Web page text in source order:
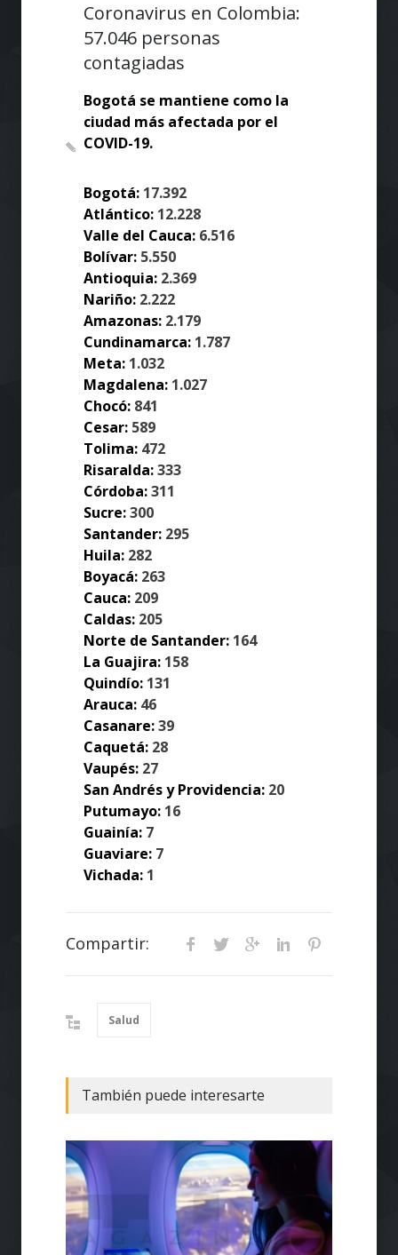
Coronavirus en Colombia:
57.046 personas
contagiadas
Bogotá se mantiene como la
ciudad más afectada por el
COVID-19.
Bogotá: 17.392
Atlántico: 12.228
Valle del Cauca: 6.516
Bolívar: 5.550
Antioquia: 2.369
Nariño: 2.222
Amazonas: 2.179
Cundinamarca: 1.787
Meta: 1.032
Magdalena: 1.027
Chocó: 841
Cesar: 589
Tolima: 472
Risaralda:333
Córdoba:311
Sucre:300
Santander: 295
Huila: 282
Boyacá: 263
Cauca: 209
Caldas: 205
Norte de Santander: 164
La Guajira: 158
Quindío: 131
Arauca: 46
Casanare:39
Caquetá: 28
Vaupés: 27
San Andrés y Providencia: 20
Putumayo: 16
Guainía: 7
Guaviare: 7
Vichada: 1
Compartir:
Salud
También puede interesarte